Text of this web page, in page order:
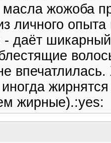
жожоба
личного
- даёт
жирные).:yes: